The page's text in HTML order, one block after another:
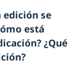
edición se
está
¿Qué